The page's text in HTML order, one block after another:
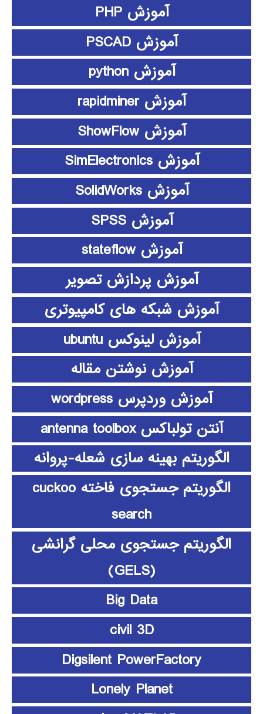
آموزش PHP
آموزش PSCAD
آموزش python
آموزش rapidminer
آموزش ShowFlow
آموزش SimElectronics
آموزش SolidWorks
آموزش SPSS
آموزش stateflow
آموزش پردازش تصویر
آموزش شبکه های کامپیوتری
آموزش لینوکس ubuntu
آموزش نوشتن مقاله
آموزش وردپرس wordpress
آنتن تولباکس antenna toolbox
الگوریتم بهینه سازی شعله-پروانه
الگوریتم جستجوی فاخته cuckoo
search
الگوریتم جستجوی محلی گرانشی
(GELS)
Big Data
civil 3D
Digsilent PowerFactory
Lonely Planet